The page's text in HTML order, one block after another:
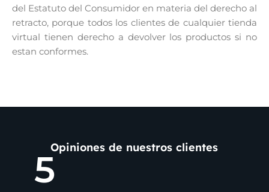
del Estatuto del Consumidor en materia del derecho al
retracto, porque todos los clientes de cualquier tienda
virtual tienen derecho a devolver los productos si no
estan conformes.
Opiniones de nuestros clientes
5